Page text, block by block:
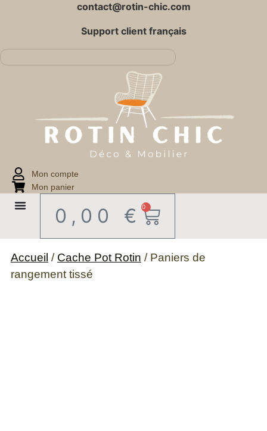
contact@rotin-chic.com
Support client français
Mon compte
Mon panier
0,00 €0
Accueil / Cache Pot Rotin / Paniers de
rangement tissé